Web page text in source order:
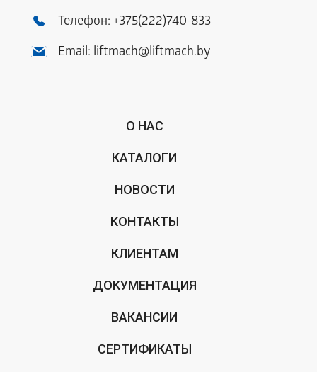
Телефон: +375(222)740-833
Email: liftmach@liftmach.by
О НАС
КАТАЛОГИ
НОВОСТИ
КОНТАКТЫ
КЛИЕНТАМ
ДОКУМЕНТАЦИЯ
ВАКАНСИИ
СЕРТИФИКАТЫ